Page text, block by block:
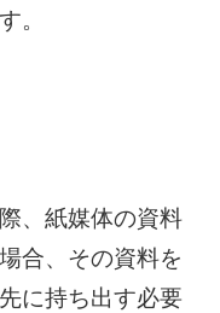
。
、紙媒体の資料
合、その資料を
に持ち出す必要